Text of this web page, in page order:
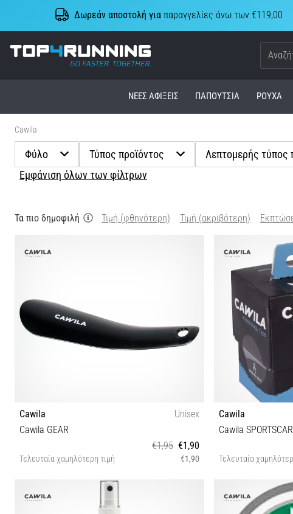
Δωρεάν αποστολή γιαπαραγγελίες άνω των €119,00
Top4Running.cy
ΝΈΕΣ ΑΦΊΞΕΙΣ ΠΑΠΟΎΤΣΙΑ ΡΟΎΧΑ
Cawila
Φύλο Τύπος προϊόντος Λεπτομερής τύπος
Εμφάνιση όλων των φίλτρων
Τα πιο δημοφιλή Τιμή (φθηνότερη) Τιμή (ακριβότερη)
Cawila
Unisex
Cawila GEAR
€1,95 €1,90
Τελευταία χαμηλότερη τιμή €1,90
One size
Cawila
Τελευταία